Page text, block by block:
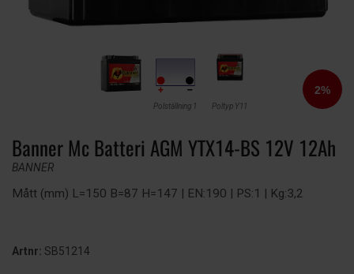
Polställning 1 Poltyp Y11
Banner Mc Batteri AGM YTX14-BS 12V 12Ah
BANNER
Mått (mm) L=150 B=87 H=147 | EN:190 | PS:1 | Kg:3,2
Artnr: SB51214